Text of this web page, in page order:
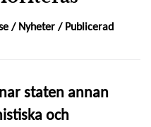
/ Nyheter / Publicerad
staten annan
och